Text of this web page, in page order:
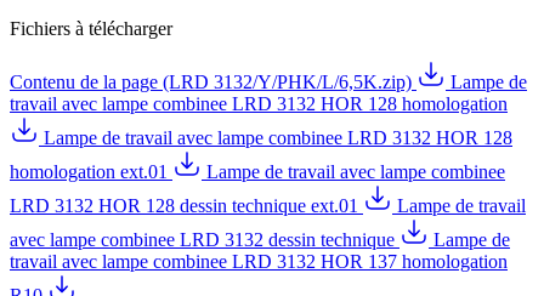
Fichiers à télécharger
Contenu de la page (LRD 3132/Y/PHK/L/6,5K.zip)
Lampe de
travail avec lampe combinee LRD 3132 HOR 128 homologation
Lampe de travail avec lampe combinee LRD 3132 HOR 128
homologation ext.01
Lampe de travail avec lampe combinee
LRD 3132 HOR 128 dessin technique ext.01
Lampe de travail
avec lampe combinee LRD 3132 dessin technique
Lampe de
travail avec lampe combinee LRD 3132 HOR 137 homologation